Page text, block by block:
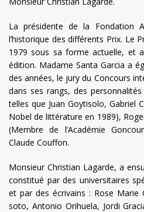
La présidente de la Fondation
l’historique des différents Prix. Le
1979 sous sa forme actuelle, et
édition. Madame Santa Garcia a
des années, le jury du Concours
dans ses rangs, des
telles que Juan Goytisolo, Gabriel
Nobel de littérature en 1989),
(Membre de l’Académie
Claude Couffon.
Monsieur Christian Lagarde, a
constitué par des universitaires
et par des écrivains : Rose Marie
soto, Antonio Orihuela, Jordi